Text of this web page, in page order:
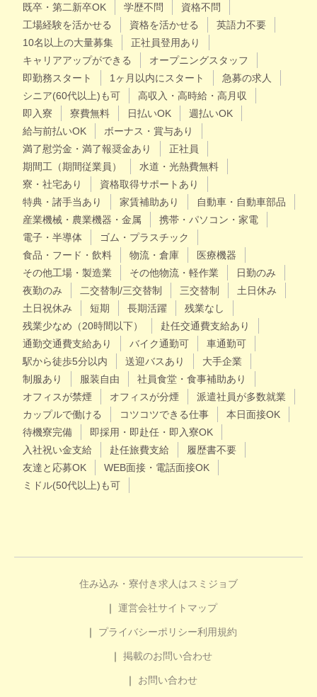
既卒・第二新卒OK
学歴不問
資格不問
工場経験を活かせる
資格を活かせる
英語力不要
10名以上の大量募集
正社員登用あり
キャリアアップができる
オープニングスタッフ
即勤務スタート
1ヶ月以内にスタート
急募の求人
シニア(60代以上)も可
高収入・高時給・高月収
即入寮
寮費無料 日払いOK
週払いOK
給与前払いOK
ボーナス・賞与あり
満了慰労金・満了報奨金あり
正社員
期間工（期間従業員）
水道・光熱費無料
寮・社宅あり
資格取得サポートあり
特典・諸手当あり
家賃補助あり
自動車・自動車部品
産業機械・農業機器・金属
携帯・パソコン・家電
電子・半導体
ゴム・プラスチック
食品・フード・飲料
物流・倉庫
医療機器
その他工場・製造業
その他物流・軽作業
日勤のみ
夜勤のみ
二交替制/三交替制 三交替制
土日休み
土日祝休み
短期 長期活躍
残業なし
残業少なめ（20時間以下）
赴任交通費支給あり
通勤交通費支給あり
バイク通勤可
車通勤可
駅から徒歩5分以内
送迎バスあり
大手企業
制服あり
服装自由
社員食堂・食事補助あり
オフィスが禁煙
オフィスが分煙
派遣社員が多数就業
カップルで働ける
コツコツできる仕事
本日面接OK
待機寮完備
即採用・即赴任・即入寮OK
入社祝い金支給
赴任旅費支給
履歴書不要
友達と応募OK
WEB面接・電話面接OK
ミドル(50代以上)も可
住み込み・寮付き求人はスミジョブ
運営会社サイトマップ
プライバシーポリシー利用規約
掲載のお問い合わせ
お問い合わせ